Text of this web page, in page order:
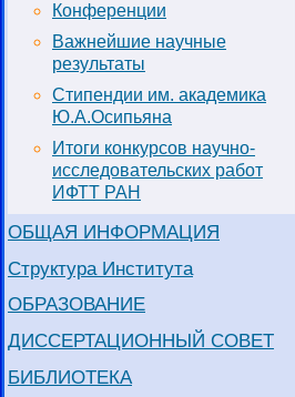
Конференции
Важнейшие научные
результаты
Стипендии им. академика
Ю.А.Осипьяна
Итоги конкурсов научно-
исследовательских работ
ИФТТ РАН
ОБЩАЯ ИНФОРМАЦИЯ
Структура Института
ОБРАЗОВАНИЕ
ДИССЕРТАЦИОННЫЙ СОВЕТ
БИБЛИОТЕКА